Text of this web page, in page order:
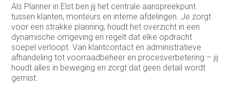
Als Planner in Elst ben jij het centrale aanspreekpunt
tussen klanten, monteurs en interne afdelingen. Je zorgt
voor een strakke planning, houdt het overzicht in een
dynamische omgeving en regelt dat elke opdracht
soepel verloopt. Van klantcontact en administratieve
afhandeling tot voorraadbeheer en procesverbetering – jij
houdt alles in beweging en zorgt dat geen detail wordt
gemist.
Inkoper/Product Manager
Inside Sales
Inside sales engineer
Legal